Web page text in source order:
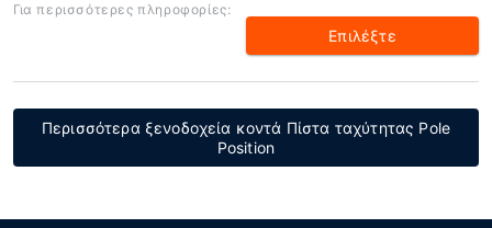
Για περισσότερες πληροφορίες:
Επιλέξτε
Περισσότερα ξενοδοχεία κοντά Πίστα ταχύτητας Pole
Position